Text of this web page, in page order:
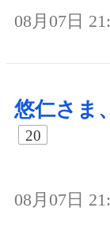
08月07日
悠仁さま
20
08月07日